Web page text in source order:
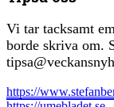
Vi tar tacksamt
borde skriva om.
https://